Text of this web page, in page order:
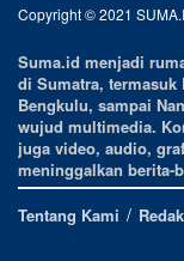
Copyright © 2021
Suma.id menjadi
di Sumatra,
Bengkulu, sampai
wujud multimedia.
juga video, audio,
meninggalkan berita-
Tentang Kami